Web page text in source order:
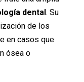
dental. Su
de los
en casos que
ósea o